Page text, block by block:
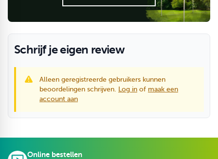
Schrijf je eigen review
Alleen geregistreerde gebruikers kunnen
beoordelingen schrijven. Log in of maak een
account aan
Online bestellen